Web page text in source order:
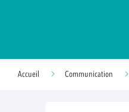
Accueil Communication